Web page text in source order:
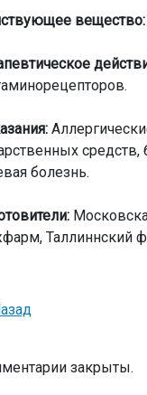
вещество:
болезнь.
Таллиннский
закрыты.